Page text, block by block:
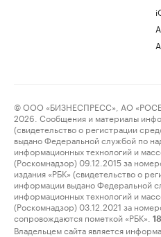
© ООО «БИЗНЕСПРЕСС», АО
2026. Сообщения и материалы
(свидетельство о регистрации
выдано Федеральной службой по
информационных технологий и
(Роскомнадзор) 09.12.2015 за
издания «РБК» (свидетельство о
информации выдано Федеральной
информационных технологий и
(Роскомнадзор) 03.12.2021 за
сопровождаются пометкой «РБК».
Владельцем сайта является